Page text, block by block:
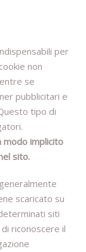
per
non
se
pubblicitari e
tipo di
modo implicito
sito.
scaricato su
siti
riconoscere il